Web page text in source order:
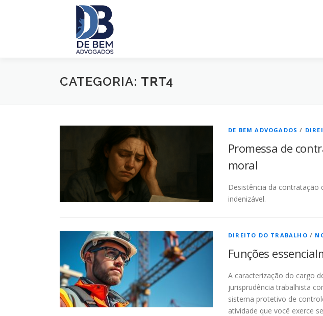
CATEGORIA: TRT4
DE BEM ADVOGADOS /
Promessa de
moral
Desistência da contratação
indenizável.
DIREITO DO TRABALHO /
Funções
A caracterização do cargo
jurisprudência trabalhista
sistema protetivo de
atividade que você exerce